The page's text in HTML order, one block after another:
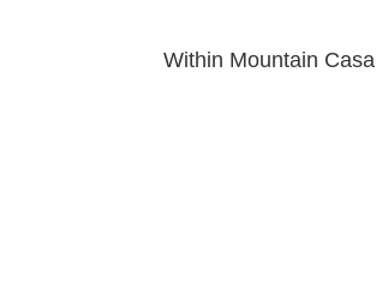
Within Mountain Casa